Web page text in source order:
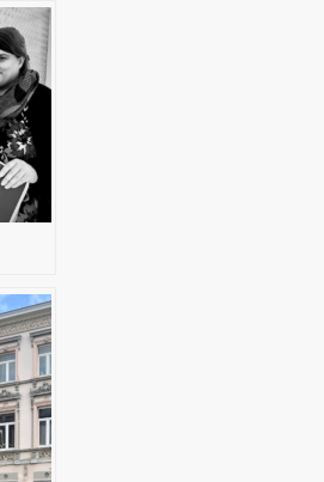
BRF